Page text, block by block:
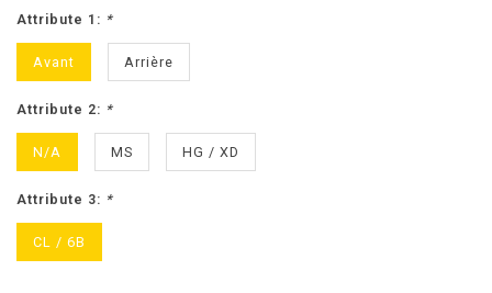
Attribute 1: *
Avant Arrière
Attribute 2: *
N/A MS HG / XD
Attribute 3: *
CL / 6B